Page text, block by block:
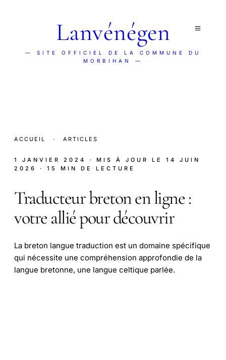
Lanvénégen
— SITE OFFICIEL DE LA COMMUNE DU
MORBIHAN —
ACCUEIL · ARTICLES
1 JANVIER 2024 · MIS À JOUR LE 14 JUIN
2026
· 15 MIN DE LECTURE
Traducteur breton en ligne :
votre allié pour découvrir
La breton langue traduction est un domaine spécifique
qui nécessite une compréhension approfondie de la
langue bretonne, une langue celtique parlée.